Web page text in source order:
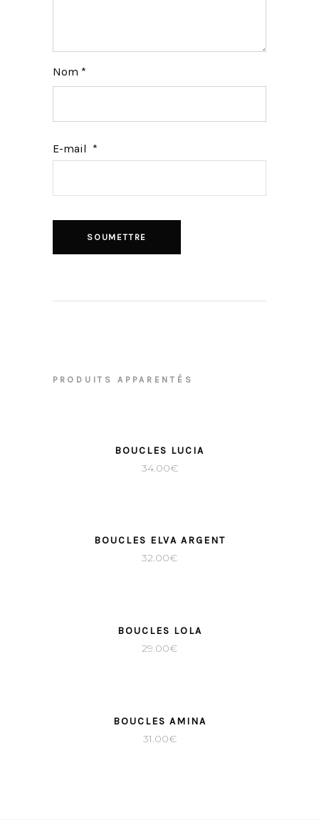
Nom *
E-mail *
PRODUITS APPARENTÉS
BOUCLES LUCIA
34.00€
BOUCLES ELVA ARGENT
32.00€
BOUCLES LOLA
29.00€
BOUCLES AMINA
31.00€